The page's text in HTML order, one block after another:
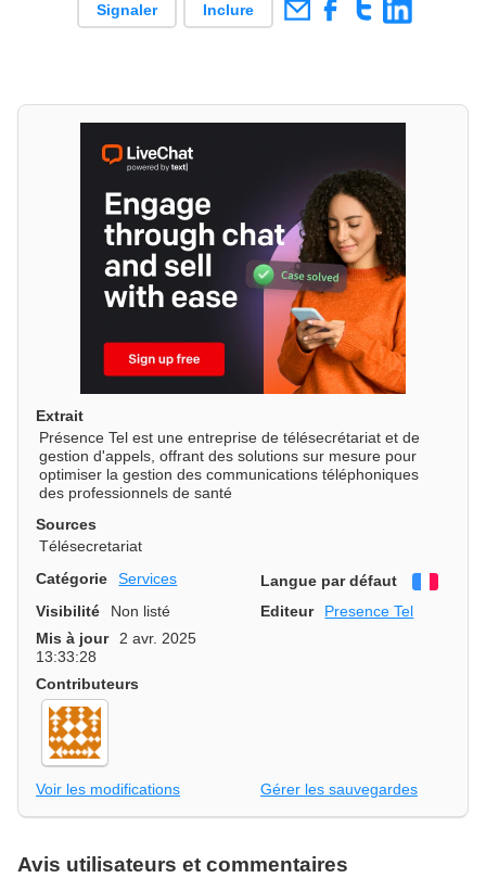
Signaler Inclure
Extrait
Présence Tel est une entreprise de télésecrétariat et de
gestion d'appels, offrant des solutions sur mesure pour
optimiser la gestion des communications téléphoniques
des professionnels de santé
Sources
Télésecretariat
Catégorie
Services Langue par défaut
Visibilité
Non listé Editeur
Presence Tel
Mis à jour
2 avr. 2025
13:33:28
Contributeurs
Voir les modifications Gérer les sauvegardes
Avis utilisateurs et commentaires